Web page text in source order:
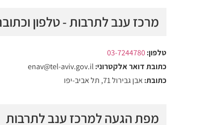
מרכז ענב לתרבות - טלפון
טלפון:03-7244780
כתובת דואר אלקטרוני:
כתובת:אבן גבירול 71, תל אביב-יפו
מפת הגעה למרכז ענב לתרבות